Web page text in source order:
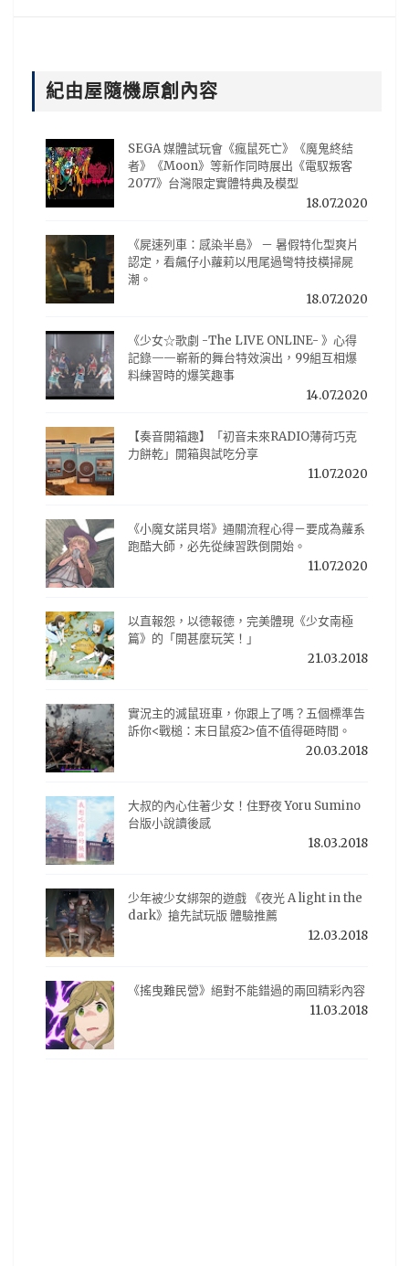
紀由屋隨機原創內容
SEGA 媒體試玩會《瘋鼠死亡》《魔鬼終結
者》《Moon》等新作同時展出《電馭叛客
2077》台灣限定實體特典及模型
18.07.2020
《屍速列車：感染半島》 － 暑假特化型爽片
認定，看飆仔小蘿莉以甩尾過彎特技橫掃屍
潮。
18.07.2020
《少女☆歌劇 -The LIVE ONLINE- 》心得
記錄——嶄新的舞台特效演出，99組互相爆
料練習時的爆笑趣事
14.07.2020
【奏音開箱趣】「初音未來RADIO薄荷巧克
力餅乾」開箱與試吃分享
11.07.2020
《小魔女諾貝塔》通關流程心得－要成為蘿系
跑酷大師，必先從練習跌倒開始。
11.07.2020
以直報怨，以德報德，完美體現《少女南極
篇》的「開甚麼玩笑！」
21.03.2018
實況主的滅鼠班車，你跟上了嗎？五個標準告
訴你<戰槌：末日鼠疫2>值不值得砸時間。
20.03.2018
大叔的內心住著少女！住野夜 Yoru Sumino
台版小說讀後感
18.03.2018
少年被少女綁架的遊戲 《夜光 A light in the
dark》搶先試玩版 體驗推薦
12.03.2018
《搖曳難民營》絕對不能錯過的兩回精彩內容
11.03.2018